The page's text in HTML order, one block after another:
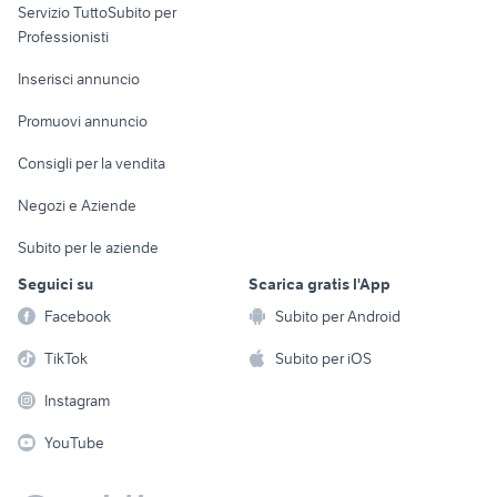
Informatica
Console e
Fotografia
Telefonia
Biciclette
Servizio TuttoSubito per
Professionisti
Inserisci annuncio
Promuovi annuncio
Consigli per la vendita
Negozi e Aziende
Subito per le aziende
Seguici su
Facebook
TikTok
Instagram
YouTube
Scarica gratis l'App
Subito per Android
Subito per iOS